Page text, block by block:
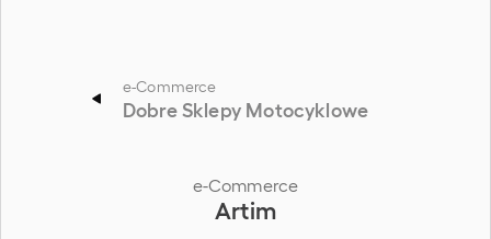
e-Commerce
Dobre Sklepy Motocyklowe
e-Commerce
Artim